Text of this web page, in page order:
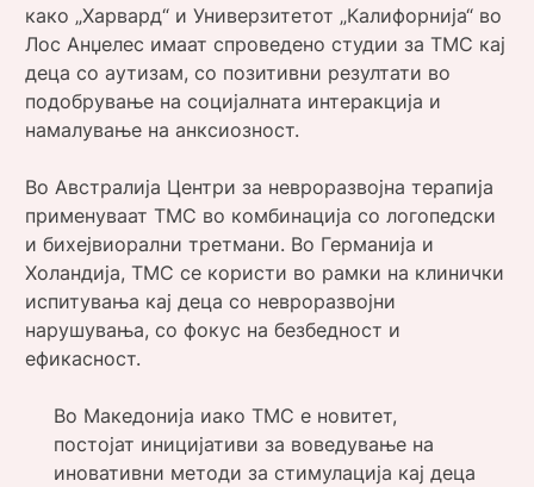
како „Харвард“ и Универзитетот „Калифорнија“ во
Лос Анџелес имаат спроведено студии за ТМС кај
деца со аутизам, со позитивни резултати во
подобрување на социјалната интеракција и
намалување на анксиозност.
Во Австралија Центри за невроразвојна терапија
применуваат ТМС во комбинација со логопедски
и бихејвиорални третмани. Во Германија и
Холандија, ТМС се користи во рамки на клинички
испитувања кај деца со невроразвојни
нарушувања, со фокус на безбедност и
ефикасност.
Во Македонија иако ТМС е новитет,
постојат иницијативи за воведување на
иновативни методи за стимулација кај деца